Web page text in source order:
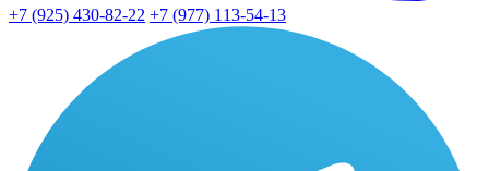
+7 (925) 430-82-22 +7 (977) 113-54-13